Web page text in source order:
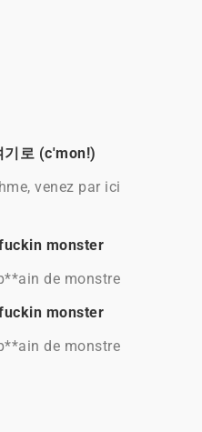
기로 (c'mon!)
venez par ici
monster
de monstre
monster
de monstre